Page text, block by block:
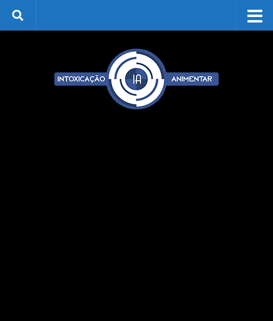
Skip to content